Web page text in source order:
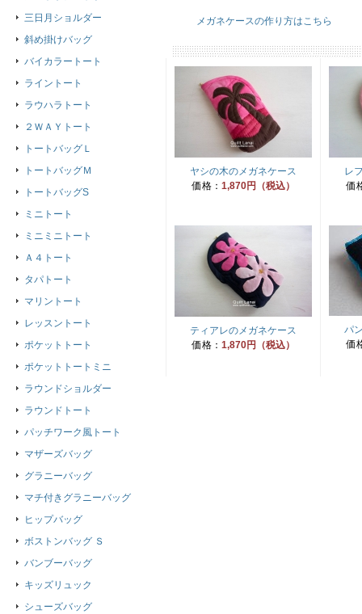
メガネケースの作り方はこちら
ヤシの木のメガネケース
価格： 1,870円（税込）
レ
価
ティアレのメガネケース
価格： 1,870円（税込）
パ
価
三日月ショルダー
斜め掛けバッグ
バイカラートート
ライントート
ラウハラトート
２ＷＡＹトート
トートバッグＬ
トートバッグＭ
トートバッグS
ミニトート
ミニミニトート
Ａ４トート
タパトート
マリントート
レッスントート
ポケットトート
ポケットトートミニ
ラウンドショルダー
ラウンドトート
パッチワーク風トート
マザーズバッグ
グラニーバッグ
マチ付きグラニーバッグ
ヒップバッグ
ボストンバッグ Ｓ
バンブーバッグ
キッズリュック
シューズバッグ